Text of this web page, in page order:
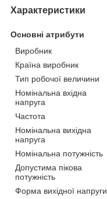
Характеристики
Основні атрибути
Виробник
Країна виробник
Тип робочої величини
Номінальна вхідна
напруга
Частота
Номінальна вихідна
напруга
Номінальна потужність
Допустима пікова
потужність
Форма вихідної напруги